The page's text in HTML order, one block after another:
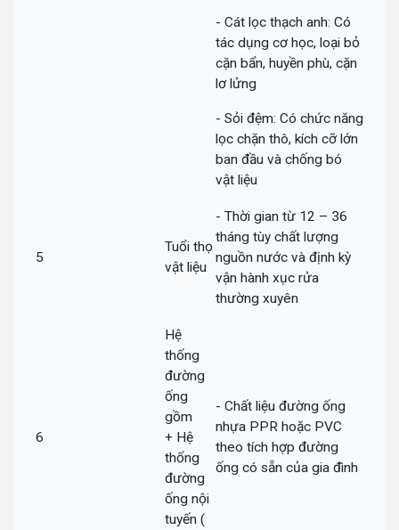
- Cát lọc thạch anh: Có
tác dụng cơ học, loại bỏ
cặn bẩn, huyền phù, cặn
lơ lửng
- Sỏi đệm: Có chức năng
lọc chặn thô, kích cỡ lớn
ban đầu và chống bó
vật liệu
5
Tuổi thọ
vật liệu
- Thời gian từ 12 – 36
tháng tùy chất lượng
nguồn nước và định kỳ
vận hành xục rửa
thường xuyên
6
Hệ
thống
đường
ống
gồm
+ Hệ
thống
đường
ống nội
tuyến (
- Chất liệu đường ống
nhựa PPR hoặc PVC
theo tích hợp đường
ống có sẵn của gia đình